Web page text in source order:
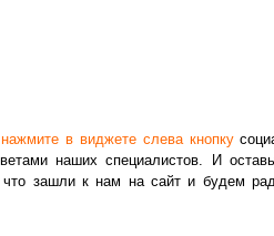
нажмите в виджете слева кнопку
наших специалистов. И
зашли к нам на сайт и будем